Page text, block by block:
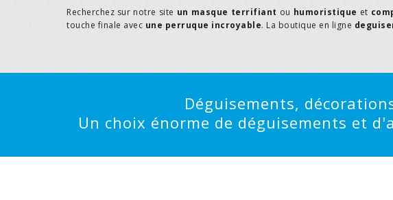
Recherchez sur notre site un masque terrifiant ou humoristique et
touche finale avec une perruque incroyable. La boutique en ligne
Déguisements,
Un choix énorme de déguisements et